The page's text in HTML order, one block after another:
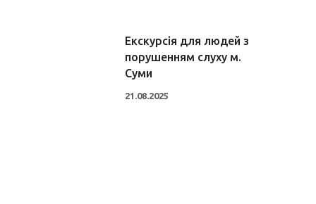
Екскурсія для людей з
порушенням слуху м.
Суми
21.08.2025